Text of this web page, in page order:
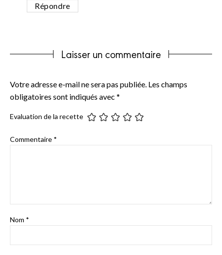
Répondre
Laisser un commentaire
Votre adresse e-mail ne sera pas publiée. Les champs
obligatoires sont indiqués avec *
Evaluation de la recette
Commentaire *
Nom *